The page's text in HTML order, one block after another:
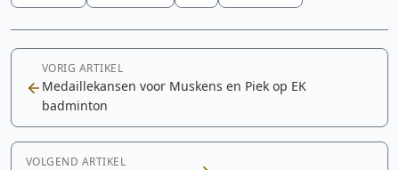
VORIG ARTIKEL
Medaillekansen voor Muskens en Piek op EK
badminton
VOLGEND ARTIKEL